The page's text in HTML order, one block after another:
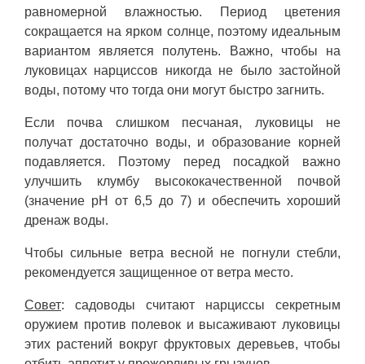
равномерной влажностью. Период цветения
сокращается на ярком солнце, поэтому идеальным
вариантом является полутень. Важно, чтобы на
луковицах нарциссов никогда не было застойной
воды, потому что тогда они могут быстро загнить.
Если почва слишком песчаная, луковицы не
получат достаточно воды, и образование корней
подавляется. Поэтому перед посадкой важно
улучшить клумбу высококачественной почвой
(значение pH от 6,5 до 7) и обеспечить хороший
дренаж воды.
Чтобы сильные ветра весной не погнули стебли,
рекомендуется защищенное от ветра место.
Совет: садоводы считают нарциссы секретным
оружием против полевок и высаживают луковицы
этих растений вокруг фруктовых деревьев, чтобы